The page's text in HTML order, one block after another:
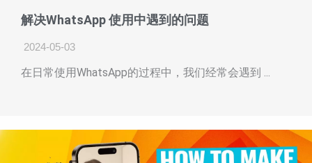
解决WhatsApp 使用中遇到的问题
2024-05-03
在日常使用WhatsApp的过程中，我们经常会遇到 ...